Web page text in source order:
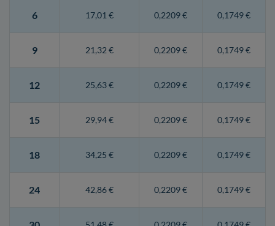
6 17,01 € 0,2209 € 0,1749 €
9 21,32 € 0,2209 € 0,1749 €
12 25,63 € 0,2209 € 0,1749 €
15 29,94 € 0,2209 € 0,1749 €
18 34,25 € 0,2209 € 0,1749 €
24 42,86 € 0,2209 € 0,1749 €